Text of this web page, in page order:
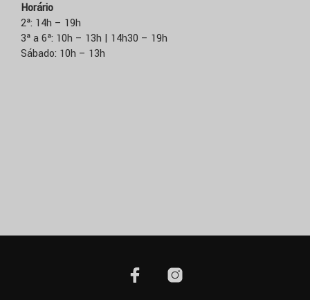
Horário
2ª: 14h – 19h
3ª a 6ª: 10h – 13h | 14h30 – 19h
Sábado: 10h – 13h